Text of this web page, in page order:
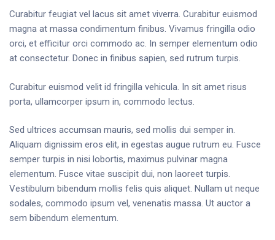
Curabitur feugiat vel lacus sit amet viverra. Curabitur euismod
magna at massa condimentum finibus. Vivamus fringilla odio
orci, et efficitur orci commodo ac. In semper elementum odio
at consectetur. Donec in finibus sapien, sed rutrum turpis.
Curabitur euismod velit id fringilla vehicula. In sit amet risus
porta, ullamcorper ipsum in, commodo lectus.
Sed ultrices accumsan mauris, sed mollis dui semper in.
Aliquam dignissim eros elit, in egestas augue rutrum eu. Fusce
semper turpis in nisi lobortis, maximus pulvinar magna
elementum. Fusce vitae suscipit dui, non laoreet turpis.
Vestibulum bibendum mollis felis quis aliquet. Nullam ut neque
sodales, commodo ipsum vel, venenatis massa. Ut auctor a
sem bibendum elementum.